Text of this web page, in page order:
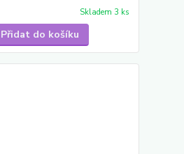
Skladem 3 ks
Přidat do košíku